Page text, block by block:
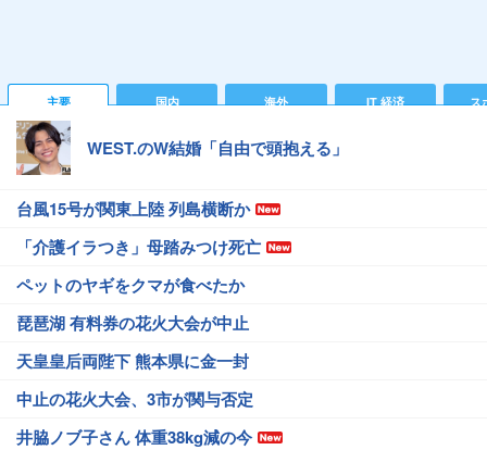
主要 国内 海外 IT 経済 ス
WEST.のW結婚「自由で頭抱える」
台風15号が関東上陸 列島横断か
「介護イラつき」母踏みつけ死亡
ペットのヤギをクマが食べたか
琵琶湖 有料券の花火大会が中止
天皇皇后両陛下 熊本県に金一封
中止の花火大会、3市が関与否定
井脇ノブ子さん 体重38kg減の今